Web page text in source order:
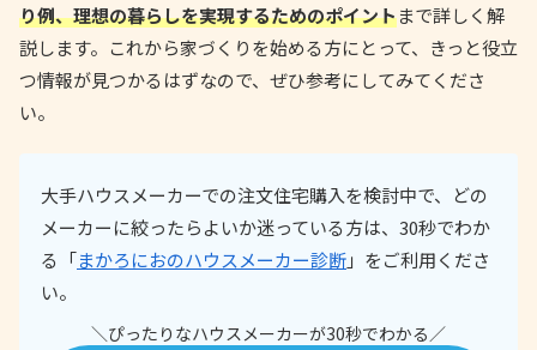
り例、理想の暮らしを実現するためのポイントまで詳しく解
説します。これから家づくりを始める方にとって、きっと役立
つ情報が見つかるはずなので、ぜひ参考にしてみてくださ
い。
大手ハウスメーカーでの注文住宅購入を検討中で、どの
メーカーに絞ったらよいか迷っている方は、30秒でわか
る「まかろにおのハウスメーカー診断」をご利用くださ
い。
＼ぴったりなハウスメーカーが30秒でわかる／